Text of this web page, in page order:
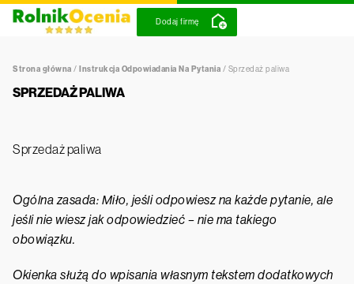
Dodaj firmę
Strona główna / Instrukcja Odpowiadania Na Pytania / Sprzedaż paliwa
SPRZEDAŻ PALIWA
Sprzedaż paliwa
Ogólna zasada: Miło, jeśli odpowiesz na każde pytanie, ale
jeśli nie wiesz jak odpowiedzieć – nie ma takiego
obowiązku.
Okienka służą do wpisania własnym tekstem dodatkowych